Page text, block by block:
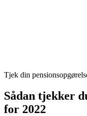
Tjek din
Sådan tjekker
for 2022